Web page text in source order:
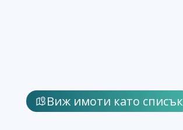
Виж имоти като списък